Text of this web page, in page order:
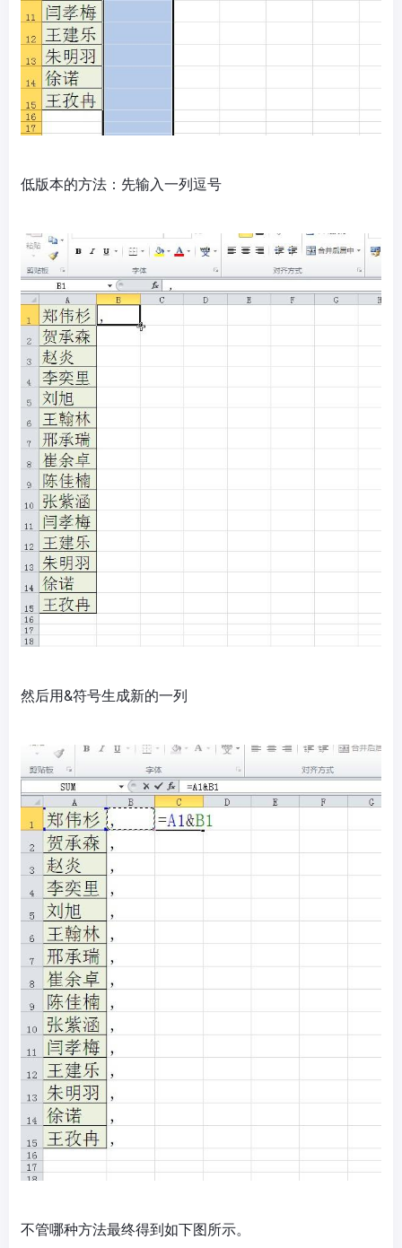
低版本的方法：先输入一列逗号
然后用&符号生成新的一列
不管哪种方法最终得到如下图所示。